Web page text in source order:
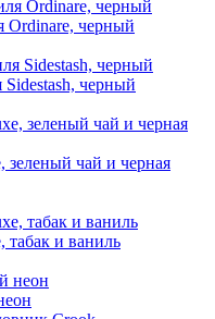
Ordinare, черный
черный
зеленый чай и черная
табак и ваниль